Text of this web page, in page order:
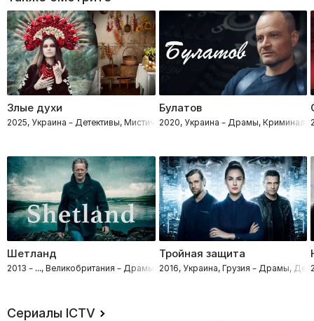
Злые духи
2025, Украина – Детективы, Мистические, Драмы
Булатов
2020, Украина – Драмы, Криминал,
Шетланд
2013 – …, Великобритания – Драмы, Криминал, Детективы
Тройная защита
2016, Украина, Грузия – Драмы,
Сериалы ICTV